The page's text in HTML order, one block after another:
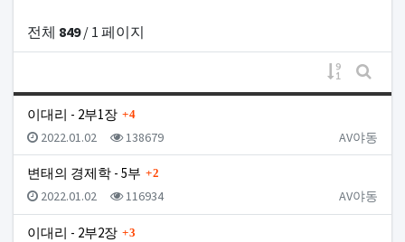
전체 849/ 1 페이지
게시물 정
게시
이대리 - 2부1장 댓글
4
등록자
AV야동
등록일
2022.01.02 조회
138679
변태의 경제학 - 5부 댓글
2
등록자
AV야동
등록일
2022.01.02 조회
116934
이대리 - 2부2장 댓글
3